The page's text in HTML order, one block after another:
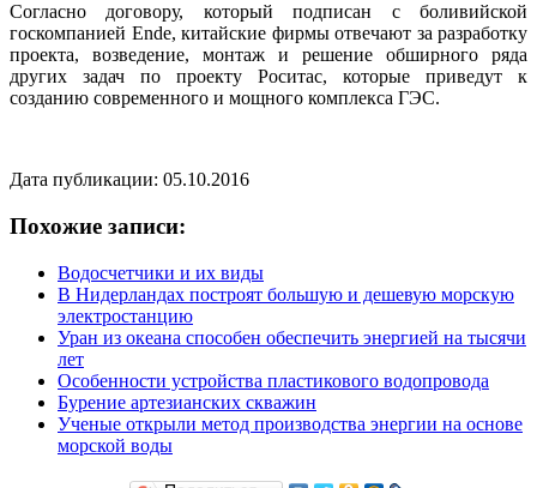
Согласно договору, который подписан с боливийской
госкомпанией Ende, китайские фирмы отвечают за разработку
проекта, возведение, монтаж и решение обширного ряда
других задач по проекту Роситас, которые приведут к
созданию современного и мощного комплекса ГЭС.
Дата публикации: 05.10.2016
Похожие записи:
Водосчетчики и их виды
В Нидерландах построят большую и дешевую морскую
электростанцию
Уран из океана способен обеспечить энергией на тысячи
лет
Особенности устройства пластикового водопровода
Бурение артезианских скважин
Ученые открыли метод производства энергии на основе
морской воды